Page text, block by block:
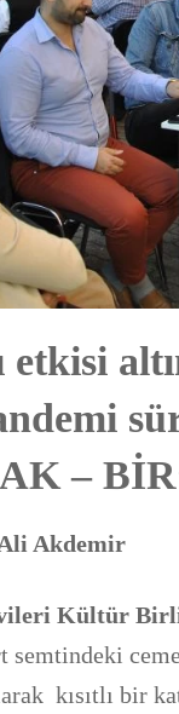
–
Akdemir
Kültür
semtindeki
kısıtlı bir